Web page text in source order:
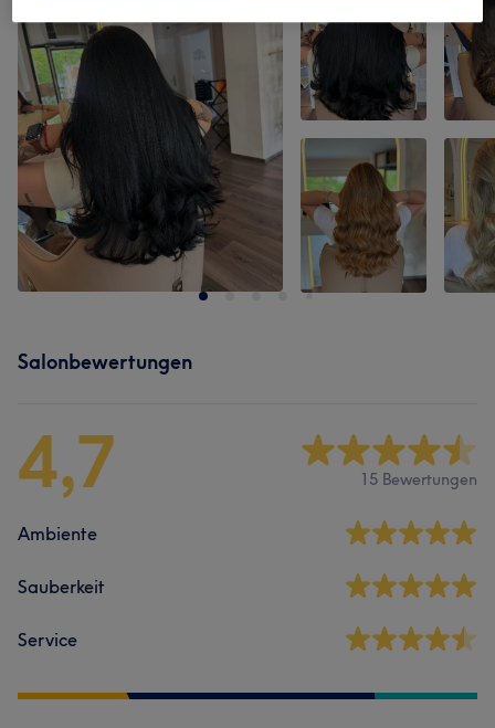
Salonbewertungen
4,7 15 Bewertungen
Ambiente
Sauberkeit
Service